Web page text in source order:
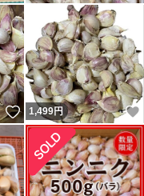
いいね！
1,499円